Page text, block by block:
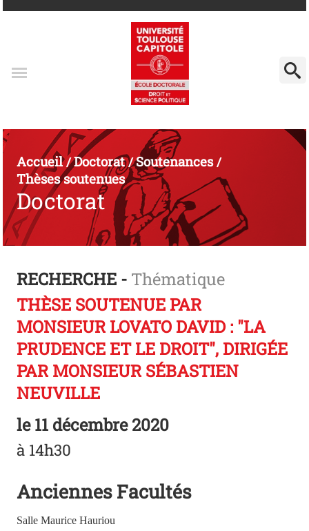
Accueil/Doctorat/Soutenances/
Thèses soutenues
Doctorat
RECHERCHE - Thématique
THÈSE SOUTENUE PAR
MONSIEUR LOVATO DAVID : "LA
PRUDENCE ET LE DROIT", DIRIGÉE
PAR MONSIEUR SÉBASTIEN
NEUVILLE
le11 décembre 2020
à 14h30
Anciennes Facultés
Salle Maurice Hauriou